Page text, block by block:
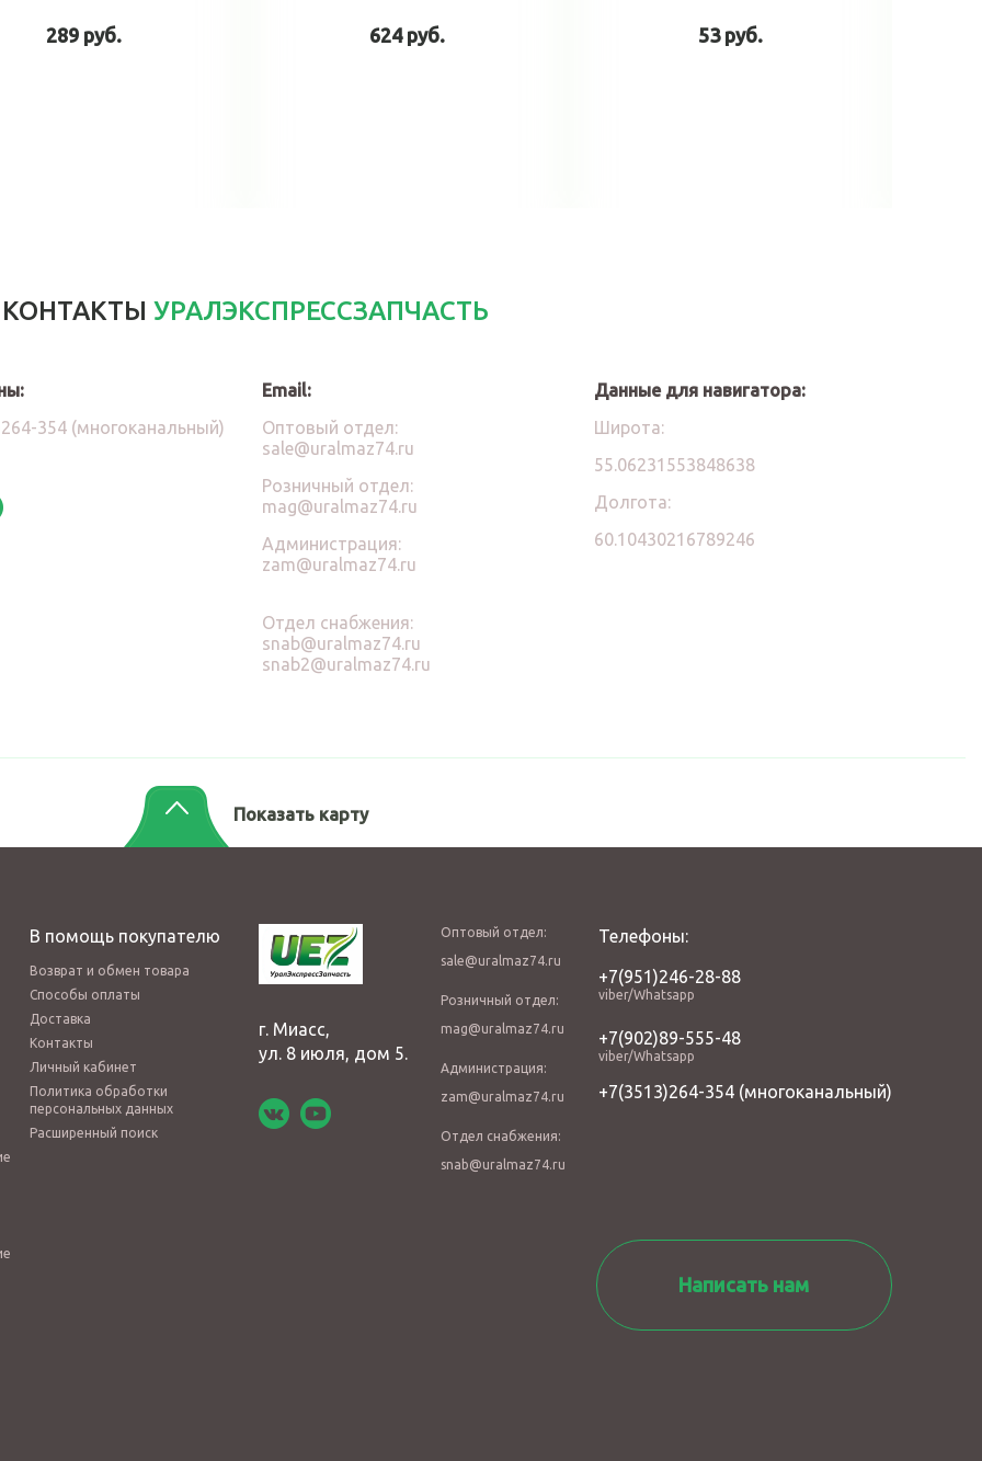
289 руб. 624 руб. 53 руб.
КОНТАКТЫ УРАЛЭКСПРЕССЗАПЧАСТЬ
354 (многоканальный)
Email:
Оптовый отдел:
sale@uralmaz74.ru
Розничный отдел:
mag@uralmaz74.ru
Администрация:
zam@uralmaz74.ru
Отдел снабжения:
snab@uralmaz74.ru
snab2@uralmaz74.ru
Данные для навигатора:
Широта:
55.06231553848638
Долгота:
60.10430216789246
Показать карту
В помощь покупателю
Возврат и обмен товара
Способы оплаты
Доставка
Контакты
Личный кабинет
Политика обработки
персональных данных
Расширенный поиск
г. Миасс,
ул. 8 июля, дом 5.
Оптовый отдел:
sale@uralmaz74.ru
Розничный отдел:
mag@uralmaz74.ru
Администрация:
zam@uralmaz74.ru
Отдел снабжения:
snab@uralmaz74.ru
Телефоны:
+7(951)246-28-88
viber/Whatsapp
+7(902)89-555-48
viber/Whatsapp
+7(3513)264-354(многоканальный)
Написать нам